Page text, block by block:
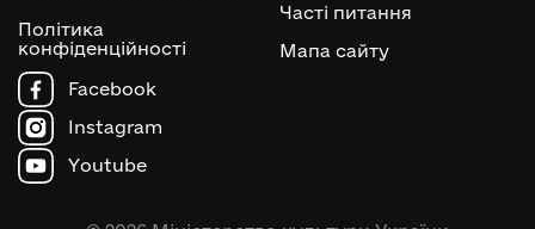
Політика
конфіденційності
Часті питання
Мапа сайту
Facebook
Instagram
Youtube